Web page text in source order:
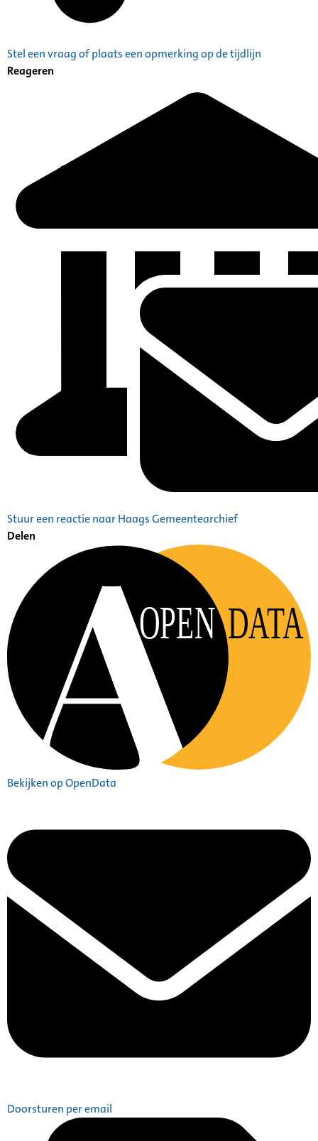
Stel een vraag of plaats een opmerking op de tijdlijn
Reageren
Stuur een reactie naar Haags Gemeentearchief
Delen
OPEN DATA
Bekijken op OpenData
Doorsturen per email